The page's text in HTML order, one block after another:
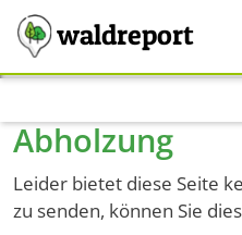
waldreport
Abholzung
Leider bietet diese Seite
zu senden, können Sie